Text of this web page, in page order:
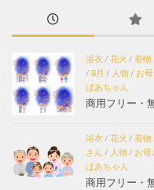
浴衣/ 花火 / 着物
/ 8月 / 人物/ お
ばあちゃん
商用フリー・
浴衣/ 花火 / 着物
さん / 人物/ お母
ばあちゃん
商用フリー・